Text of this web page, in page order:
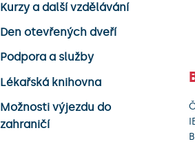
Kurzy a další vzdělávání
Den otevřených dveří
Podpora a služby
Lékařská knihovna
Možnosti výjezdu do
zahraničí